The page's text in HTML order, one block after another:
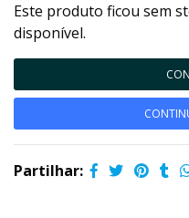
Este produto ficou sem
disponível.
Partilhar: